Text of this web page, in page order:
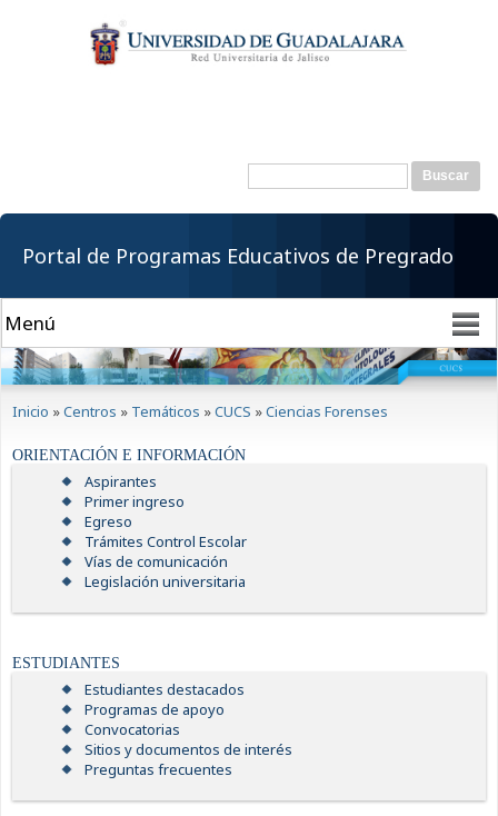
contenido
principal
Formulario de
Buscar
Portal de Programas Educativos de Pregrado
Inicio »Centros » Temáticos »CUCS »Ciencias Forenses
ORIENTACIÓN E INFORMACIÓN
Aspirantes
Primer ingreso
Egreso
Trámites Control Escolar
Vías de comunicación
Legislación universitaria
ESTUDIANTES
Estudiantes destacados
Programas de apoyo
Convocatorias
Sitios y documentos de interés
Preguntas frecuentes